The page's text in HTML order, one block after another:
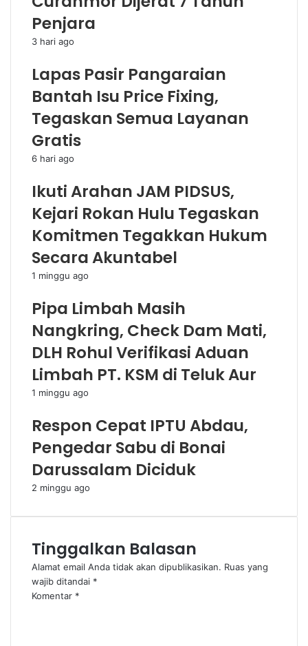
Penjara
3 hari ago
Lapas Pasir Pangaraian
Bantah Isu Price Fixing,
Tegaskan Semua Layanan
Gratis
6 hari ago
Ikuti Arahan JAM PIDSUS,
Kejari Rokan Hulu Tegaskan
Komitmen Tegakkan Hukum
Secara Akuntabel
1 minggu ago
Pipa Limbah Masih
Nangkring, Check Dam Mati,
DLH Rohul Verifikasi Aduan
Limbah PT. KSM di Teluk Aur
1 minggu ago
Respon Cepat IPTU Abdau,
Pengedar Sabu di Bonai
Darussalam Diciduk
2 minggu ago
Tinggalkan Balasan
Alamat email Anda tidak akan dipublikasikan. Ruas yang
wajib ditandai *
Komentar *